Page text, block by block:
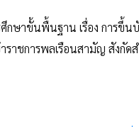
กษาขั้นพื้นฐาน เรื่อง การขึ้
ราชการพลเรือนสามัญ สังกั